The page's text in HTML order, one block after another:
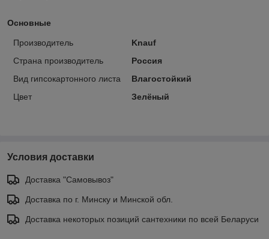
Основные
Производитель
Knauf
Страна производитель
Россия
Вид гипсокартонного листа
Влагостойкий
Цвет
Зелёный
Условия доставки
Доставка "Самовывоз"
Доставка по г. Минску и Минской обл.
Доставка некоторых позиций сантехники по всей Беларуси